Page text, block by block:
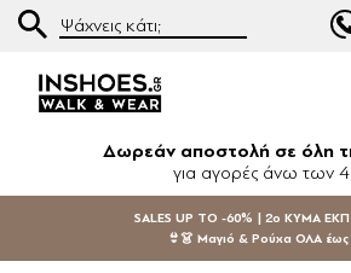
Δωρεάν αποστολή σε όλη
για αγορές άνω των
SALES UP TO -60% | 2ο ΚΥΜΑ
👙👗 Μαγιό & Ρούχα ΟΛΑ έως